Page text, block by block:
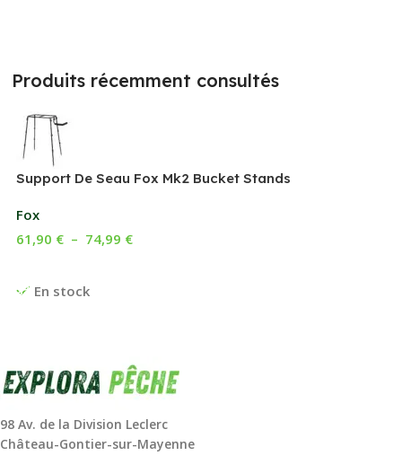
Produits récemment consultés
Support De Seau Fox Mk2 Bucket Stands
Fox
En stock
61,90 € – 74,99 €
98 Av. de la Division Leclerc
Château-Gontier-sur-Mayenne